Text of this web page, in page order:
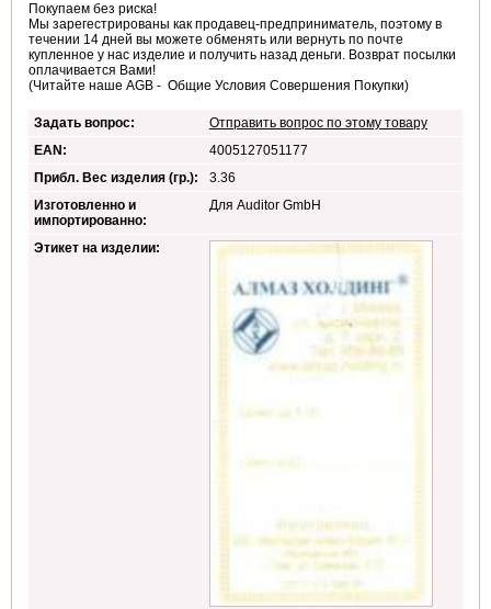
Покупаем без риска!
Мы зарегестрированы как продавец-предприниматель, поэтому в
течении 14 дней вы можете обменять или вернуть по почте
купленное у нас изделие и получить назад деньги. Возврат посылки
оплачивается Вами!
(Читайте наше AGB - Общие Условия Совершения Покупки)
Задать вопрос:
Отправить вопрос по этому товару
EAN:
4005127051177
Прибл. Вес изделия (гр.):
3.36
Изготовленно и
импортированно:
Для Auditor GmbH
Этикет на изделии: